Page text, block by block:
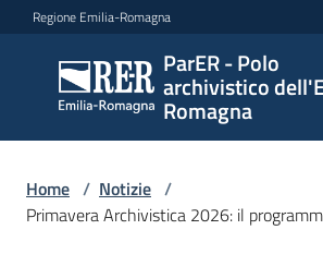
Vai al contenuto
Vai alla navigazione
Vai al footer
Regione Emilia-Romagna
ParER - Polo
archivistico
Romagna
ParER -
Polo
archivistico
Romagna
Home / Notizie /
Primavera Archivistica 2026: il